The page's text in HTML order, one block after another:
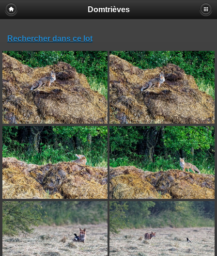
Domtrièves
Rechercher dans ce lot